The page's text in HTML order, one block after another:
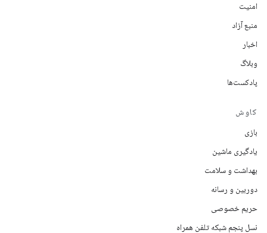
امنیت
منبع آزاد
اخبار
وبلاگ
پادکست‌ها
کاوش
بازی
یادگیری ماشین
بهداشت و سلامت
دوربین و رسانه
حریم خصوصی
نسل پنجم شبکه تلفن همراه